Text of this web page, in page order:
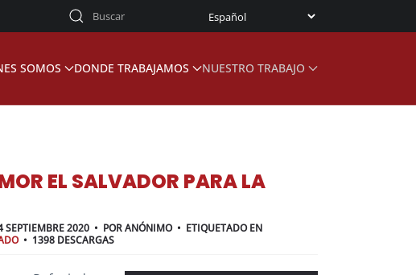
SOMOS DONDE TRABAJAMOS NUESTRO TRABAJO
EL SALVADOR PARA LA
SEPTIEMBRE 2020 PORANÓNIMO
ETIQUETADO EN
1398 DESCARGAS